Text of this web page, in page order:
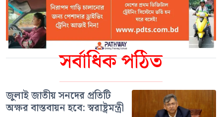
সর্বাধিক পঠিত
জুলাই জাতীয় সনদের প্রতিটি
অক্ষর বাস্তবায়ন হবে: স্বরাষ্ট্রমন্ত্রী